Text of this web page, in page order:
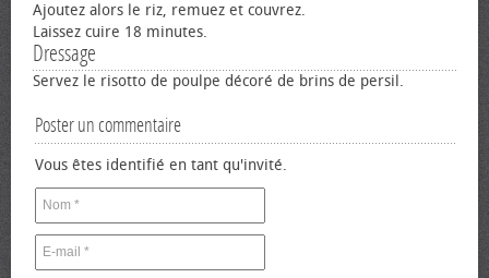
Ajoutez alors le riz, remuez et couvrez.
Laissez cuire 18 minutes.
Dressage
Servez le risotto de poulpe décoré de brins de persil.
Poster un commentaire
Vous êtes identifié en tant qu'invité.